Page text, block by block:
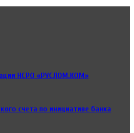
НСРО «РУСЛОМ.КОМ»
счета по инициативе банка